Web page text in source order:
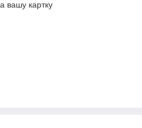
вашу картку